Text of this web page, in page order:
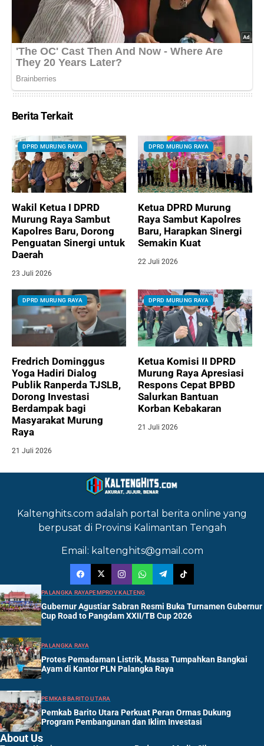
Berita Terkait
DPRD MURUNG RAYA
Wakil Ketua I DPRD
Murung Raya Sambut
Kapolres Baru, Dorong
Penguatan Sinergi untuk
Daerah
23 Juli 2026
DPRD MURUNG RAYA
Ketua DPRD Murung
Raya Sambut Kapolres
Baru, Harapkan Sinergi
Semakin Kuat
22 Juli 2026
DPRD MURUNG RAYA
Fredrich Dominggus
Yoga Hadiri Dialog
Publik Ranperda TJSLB,
Dorong Investasi
Berdampak bagi
Masyarakat Murung
Raya
21 Juli 2026
DPRD MURUNG RAYA
Ketua Komisi II DPRD
Murung Raya Apresiasi
Respons Cepat BPBD
Salurkan Bantuan
Korban Kebakaran
21 Juli 2026
Kaltenghits.com adalah portal berita online yang
berpusat di Provinsi Kalimantan Tengah
Email: kaltenghits@gmail.com
PALANGKA RAYAPEMPROV KALTENG
Gubernur Agustiar Sabran Resmi Buka Turnamen Gubernur
Cup Road to Pangdam XXII/TB Cup 2026
PALANGKA RAYA
Protes Pemadaman Listrik, Massa Tumpahkan Bangkai
Ayam di Kantor PLN Palangka Raya
PEMKAB BARITO UTARA
Pemkab Barito Utara Perkuat Peran Ormas Dukung
Program Pembangunan dan Iklim Investasi
About Us